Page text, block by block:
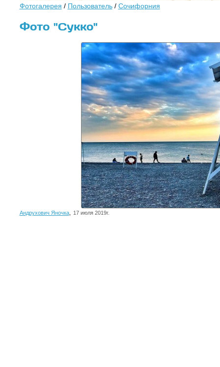
Фотогалерея / Пользователь/ Сочифорния
Фото "Сукко"
Андрухович Яночка, 17 июля 2019г.